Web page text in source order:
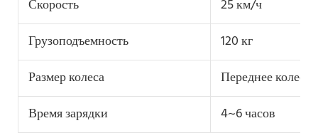
Скорость
25 км/ч
Грузоподъемность
120 кг
Размер колеса
Переднее
Время зарядки
4~6 часов